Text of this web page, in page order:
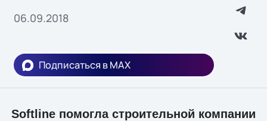
06.09.2018
Подписаться в MAX
Softlineпомогла строительной компании